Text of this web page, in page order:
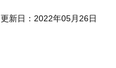
更新日：2022年05月26日